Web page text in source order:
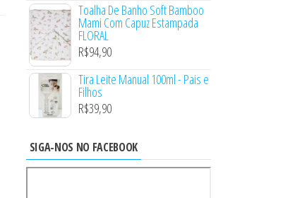
Toalha De Banho Soft Bamboo
Mami Com Capuz Estampada
FLORAL
R$94,90
Tira Leite Manual 100ml - Pais e
Filhos
R$39,90
SIGA-NOS NO FACEBOOK